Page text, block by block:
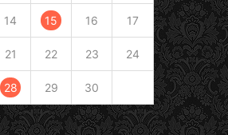
14 15 16 17
21 22 23 24
28 29 30